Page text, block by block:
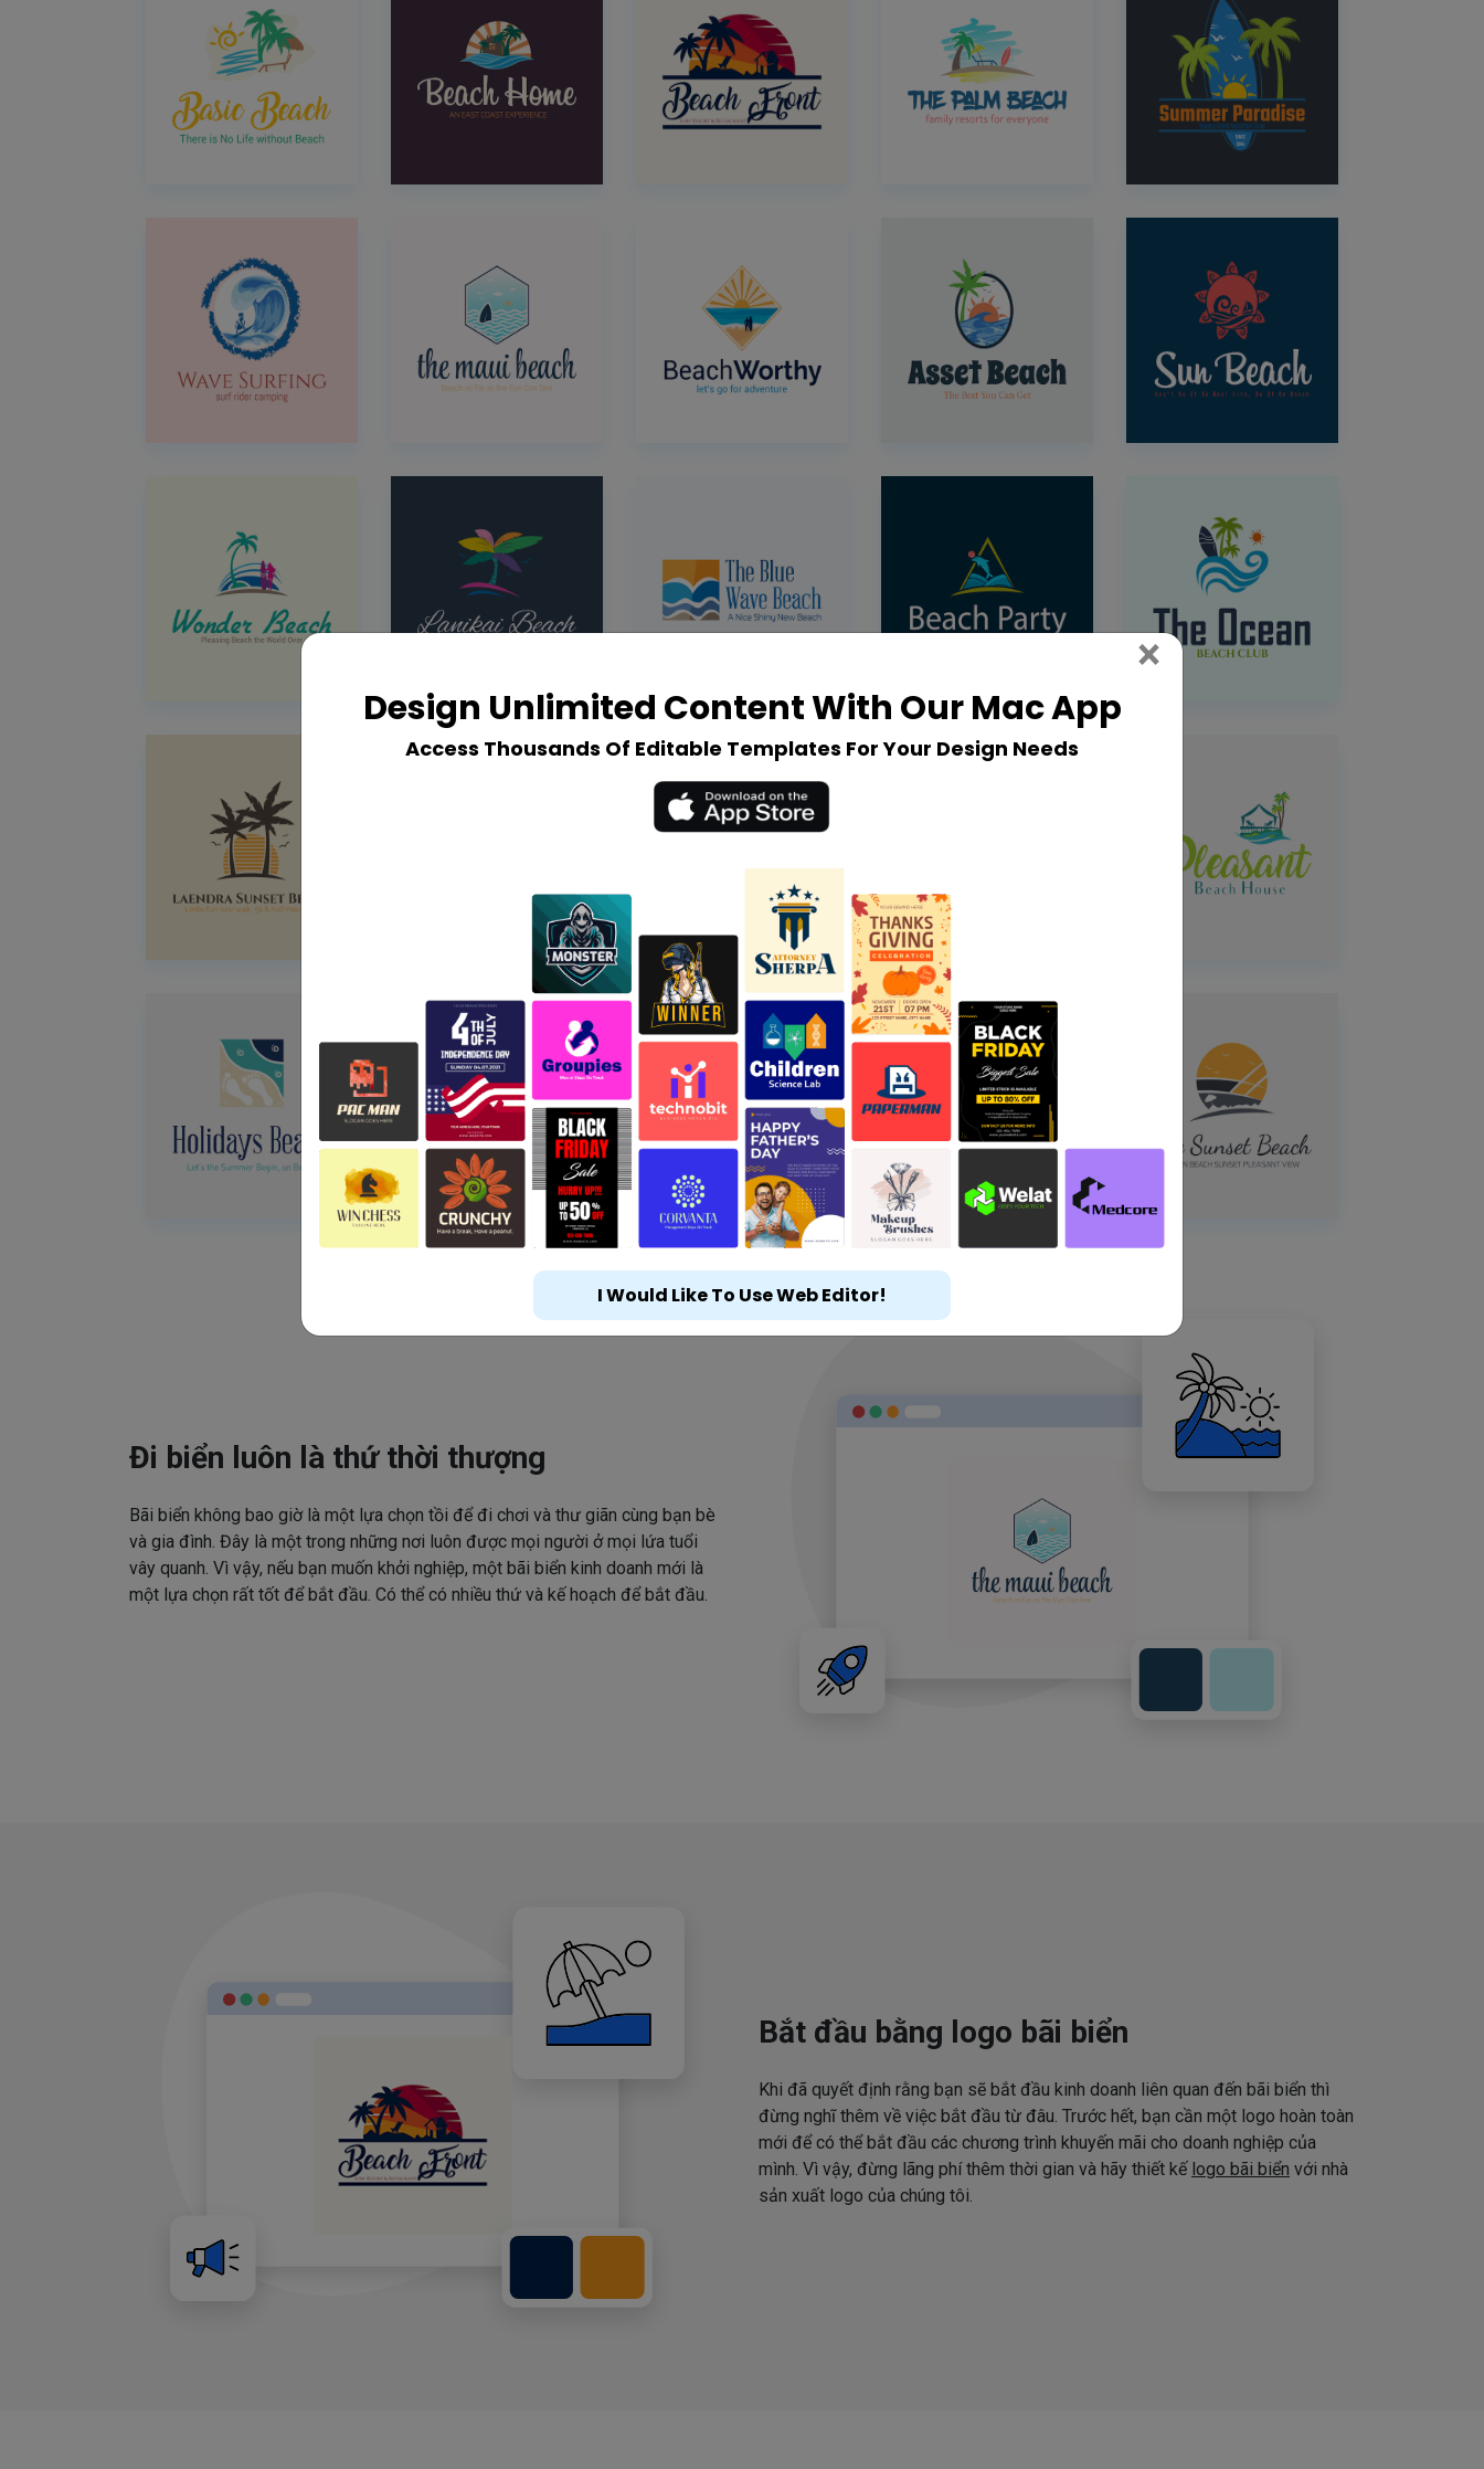
Đi biển luôn là thứ thời thượng
Bãi biển không bao giờ là một lựa chọn tồi để đi chơi và thư giãn cùng bạn bè
và gia đình. Đây là một trong những nơi luôn được mọi người ở mọi lứa tuổi
vây quanh. Vì vậy, nếu bạn muốn khởi nghiệp, một bãi biển kinh doanh mới là
một lựa chọn rất tốt để bắt đầu. Có thể có nhiều thứ và kế hoạch để bắt đầu.
Bắt đầu bằng logo bãi biển
Khi đã quyết định rằng bạn sẽ bắt đầu kinh doanh liên quan đến bãi biển thì
đừng nghĩ thêm về việc bắt đầu từ đâu. Trước hết, bạn cần một logo hoàn toàn
mới để có thể bắt đầu các chương trình khuyến mãi cho doanh nghiệp của
mình. Vì vậy, đừng lãng phí thêm thời gian và hãy thiết kế logo bãi biển với nhà
sản xuất logo của chúng tôi.
Design Unlimited Content With Our Mac App
Access Thousands Of Editable Templates For Your Design Needs
× Close
I Would Like To Use Web Editor!